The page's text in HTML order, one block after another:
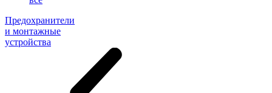
Предохранители
и монтажные
устройства